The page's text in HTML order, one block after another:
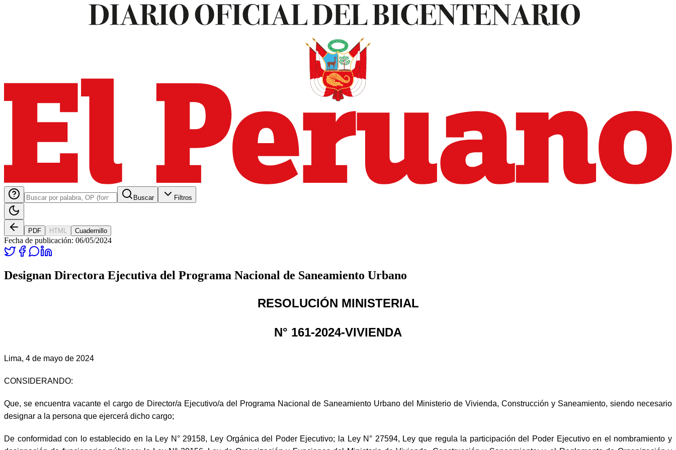
Buscar Filtros
PDF HTML Cuadernillo
Fecha de publicación: 06/05/2024
Designan Directora Ejecutiva del Programa Nacional de Saneamiento Urbano
RESOLUCIÓN MINISTERIAL
N° 161-2024-VIVIENDA
Lima, 4 de mayo de 2024
CONSIDERANDO:
Que, se encuentra vacante el cargo de Director/a Ejecutivo/a del Programa Nacional de Saneamiento Urbano del Ministerio de Vivienda, Construcción y Saneamiento, siendo necesario
designar a la persona que ejercerá dicho cargo;
De conformidad con lo establecido en la Ley N° 29158, Ley Orgánica del Poder Ejecutivo; la Ley N° 27594, Ley que regula la participación del Poder Ejecutivo en el nombramiento y